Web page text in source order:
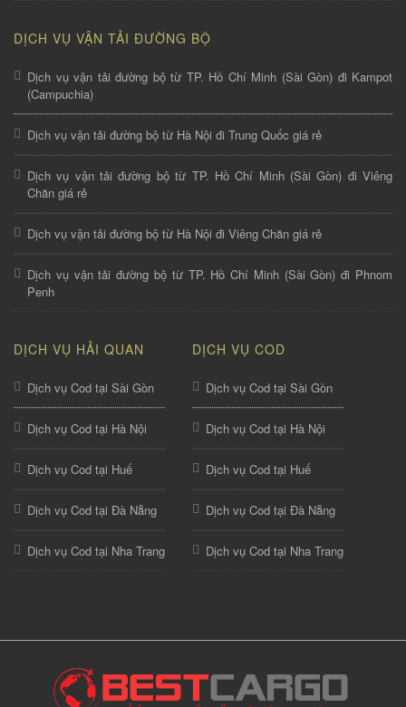
DỊCH VỤ VẬN TẢI ĐƯỜNG BỘ
Dịch vụ vận tải đường bộ từ TP. Hồ Chí Minh (Sài Gòn) đi Kampot
(Campuchia)
Dịch vụ vận tải đường bộ từ Hà Nội đi Trung Quốc giá rẻ
Dịch vụ vận tải đường bộ từ TP. Hồ Chí Minh (Sài Gòn) đi Viêng
Chăn giá rẻ
Dịch vụ vận tải đường bộ từ Hà Nội đi Viêng Chăn giá rẻ
Dịch vụ vận tải đường bộ từ TP. Hồ Chí Minh (Sài Gòn) đi Phnom
Penh
DỊCH VỤ HẢI QUAN
Dịch vụ Cod tại Sài Gòn
Dịch vụ Cod tại Hà Nội
Dịch vụ Cod tại Huế
Dịch vụ Cod tại Đà Nẵng
Dịch vụ Cod tại Nha Trang
DỊCH VỤ COD
Dịch vụ Cod tại Sài Gòn
Dịch vụ Cod tại Hà Nội
Dịch vụ Cod tại Huế
Dịch vụ Cod tại Đà Nẵng
Dịch vụ Cod tại Nha Trang